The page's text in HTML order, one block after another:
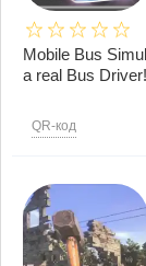
Mobile Bus
a real Bus Driver!
QR-код